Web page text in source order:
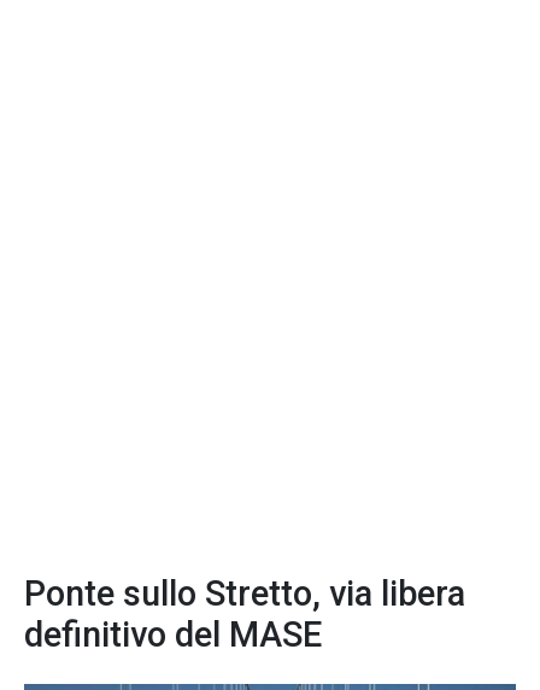
Ponte sullo Stretto, via libera
definitivo del MASE